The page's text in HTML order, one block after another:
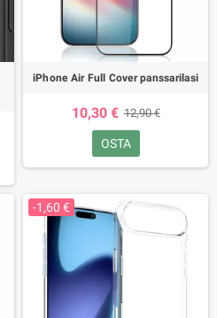
iPhone Air Full Cover panssarilasi
10,30 € 12,90 €
OSTA
-1,60 €